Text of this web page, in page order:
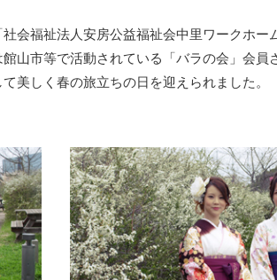
会福祉法人安房公益福祉会中里ワークホ
山市等で活動されている「バラの会」会
て美しく春の旅立ちの日を迎えられました